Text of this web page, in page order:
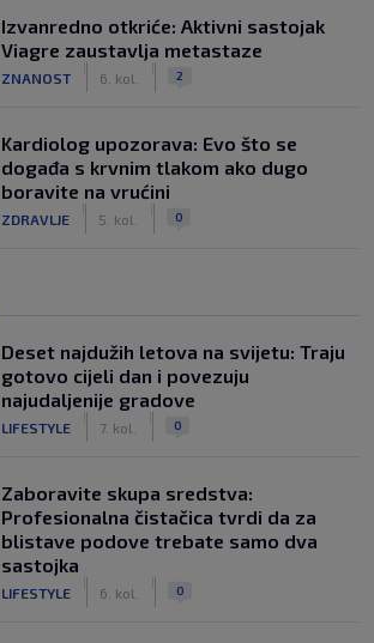
Izvanredno otkriće: Aktivni sastojak
Viagre zaustavlja metastaze
ZNANOST 6. kol. 2
Kardiolog upozorava: Evo što se
događa s krvnim tlakom ako dugo
boravite na vrućini
ZDRAVLJE 5. kol. 0
Deset najdužih letova na svijetu: Traju
gotovo cijeli dan i povezuju
najudaljenije gradove
LIFESTYLE 7. kol. 0
Zaboravite skupa sredstva:
Profesionalna čistačica tvrdi da za
blistave podove trebate samo dva
sastojka
LIFESTYLE 6. kol. 0